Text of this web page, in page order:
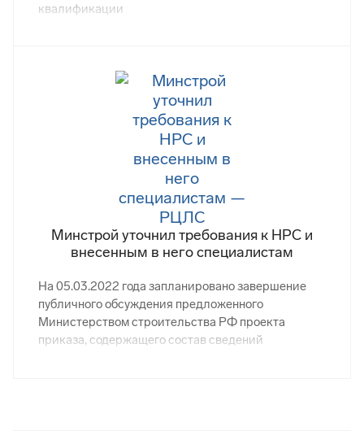
квалификации
Минстрой уточнил требования к НРС и
внесенным в него специалистам
На 05.03.2022 года запланировано завершение
публичного обсуждения предложенного
Министерством строительства РФ проекта
приказа, содержащего состав сведений